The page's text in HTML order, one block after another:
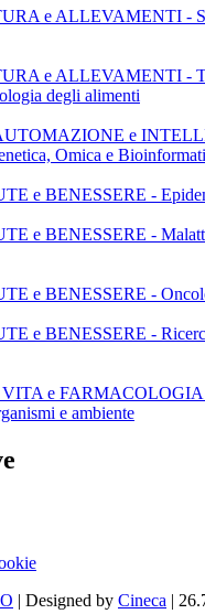
e ALLEVAMENTI -
e ALLEVAMENTI -
degli alimenti
e
Omica e
e BENESSERE -
e BENESSERE -
e BENESSERE -
e BENESSERE -
e FARMACOLOGIA
e ambiente
| Designed by Cineca |